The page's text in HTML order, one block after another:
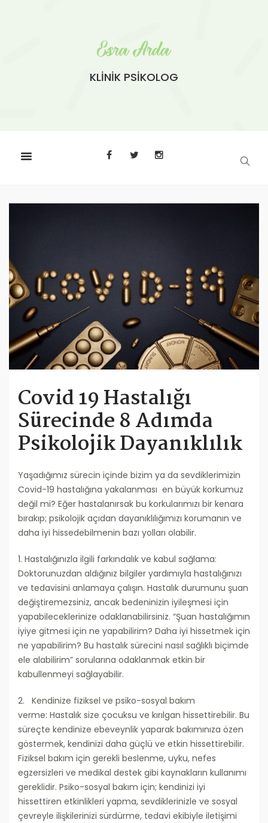
KLİNİK PSİKOLOG
Covid 19 Hastalığı
Sürecinde 8 Adımda
Psikolojik Dayanıklılık
Yaşadığımız sürecin içinde bizim ya da sevdiklerimizin
Covid-19 hastalığına yakalanması en büyük korkumuz
değil mi? Eğer hastalanırsak bu korkularımızı bir kenara
bırakıp; psikolojik açıdan dayanıklılığımızı korumanın ve
daha iyi hissedebilmenin bazı yolları olabilir.
1. Hastalığınızla ilgili farkındalık ve kabul sağlama:
Doktorunuzdan aldığınız bilgiler yardımıyla hastalığınızı
ve tedavisini anlamaya çalışın. Hastalık durumunu şuan
değiştiremezsiniz, ancak bedeninizin iyileşmesi için
yapabileceklerinize odaklanabilirsiniz. “Şuan hastalığımın
iyiye gitmesi için ne yapabilirim? Daha iyi hissetmek için
ne yapabilirim? Bu hastalık sürecini nasıl sağlıklı biçimde
ele alabilirim” sorularına odaklanmak etkin bir
kabullenmeyi sağlayabilir.
2. Kendinize fiziksel ve psiko-sosyal bakım
verme: Hastalık size çocuksu ve kırılgan hissettirebilir. Bu
süreçte kendinize ebeveynlik yaparak bakımınıza özen
göstermek, kendinizi daha güçlü ve etkin hissettirebilir.
Fiziksel bakım için gerekli beslenme, uyku, nefes
egzersizleri ve medikal destek gibi kaynakların kullanımı
gereklidir. Psiko-sosyal bakım için; kendinizi iyi
hissettiren etkinlikleri yapma, sevdiklerinizle ve sosyal
çevreyle ilişkilerinizi sürdürme, tedavi ekibiyle iletişimi